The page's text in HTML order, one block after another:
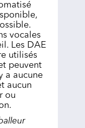
vocales
Les DAE
utilisés
peuvent
a aucune
aucun
ou